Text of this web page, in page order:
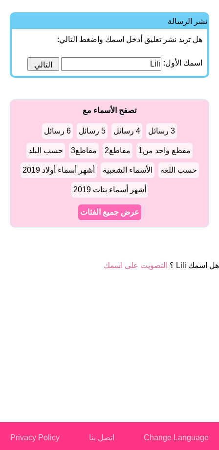
نشر الرسالة
هل تريد نشر تعليق أدخل اسمك واضغط التالي:
اسمك الأول:
تصفح الأسماء مع
3 رسائل 4 رسائل 5 رسائل 6 رسائل
مقطع واحد من1 مقاطع2 مقاطع3 حسب البلد
حسب اللغة الأسماء الشعبية أشهر أسماء أولاد 2019
أشهر أسماء بنات 2019
عرض جميع الفئات
هل اسمك Lili ؟ التصويت على اسمك
Change Language اتصل بنا Privacy Policy